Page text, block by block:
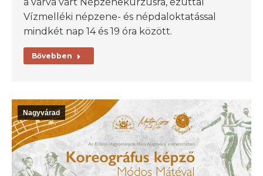
Vízmelléki népzene- és népdaloktatással
mindkét nap 14 és 19 óra között.
Bővebben
Nagyvárad